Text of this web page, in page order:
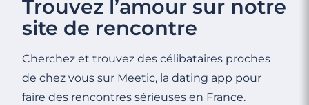
Rencontrer des célibataires gay à Menton
Trouvez l’amour sur notre
site de rencontre
Cherchez et trouvez des célibataires proches
de chez vous sur Meetic, la dating app pour
faire des rencontres sérieuses en France.